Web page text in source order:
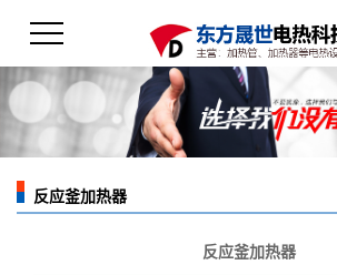
反应釜加热器
反应釜加热器